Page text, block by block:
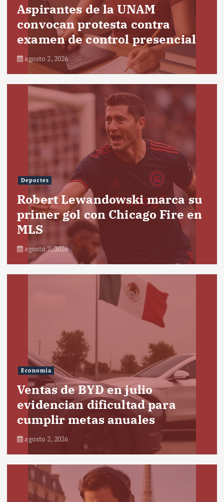
Aspirantes de la UNAM
convocan protesta contra
examen de control presencial
agosto 2, 2026
Deportes
Robert Lewandowski marca su
primer gol con Chicago Fire en
MLS
agosto 2, 2026
Economía
Ventas de BYD en julio
evidencian dificultad para
cumplir metas anuales
agosto 2, 2026